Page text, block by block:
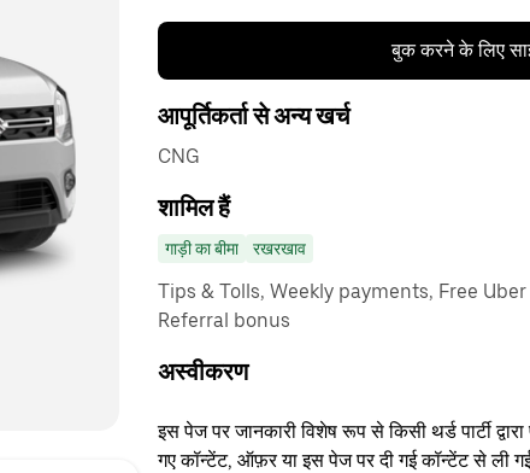
बुक करने के लिए
आपूर्तिकर्ता से अन्य खर्च
CNG
शामिल हैं
गाड़ी का बीमा रखरखाव
Tips & Tolls, Weekly payments, Free
Referral bonus
अस्वीकरण
इस पेज पर जानकारी विशेष रूप से किसी थर्ड पार्टी
गए कॉन्टेंट, ऑफ़र या इस पेज पर दी गई कॉन्टेंट से ली गई